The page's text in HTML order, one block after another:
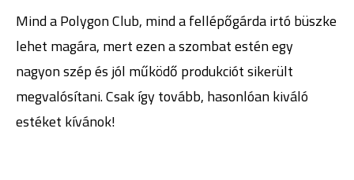
Mind a Polygon Club, mind a fellépőgárda irtó büszke
lehet magára, mert ezen a szombat estén egy
nagyon szép és jól működő produkciót sikerült
megvalósítani. Csak így tovább, hasonlóan kiváló
estéket kívánok!